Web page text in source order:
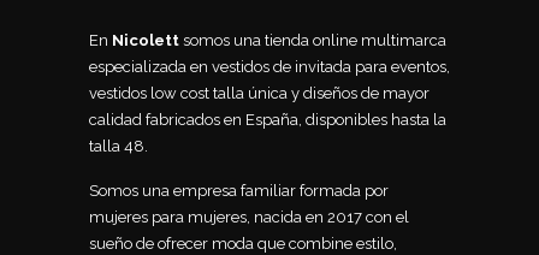
En Nicolett somos una tienda online multimarca
especializada en vestidos de invitada para eventos,
vestidos low cost talla única y diseños de mayor
calidad fabricados en España, disponibles hasta la
talla 48.
Somos una empresa familiar formada por
mujeres para mujeres, nacida en 2017 con el
sueño de ofrecer moda que combine estilo,